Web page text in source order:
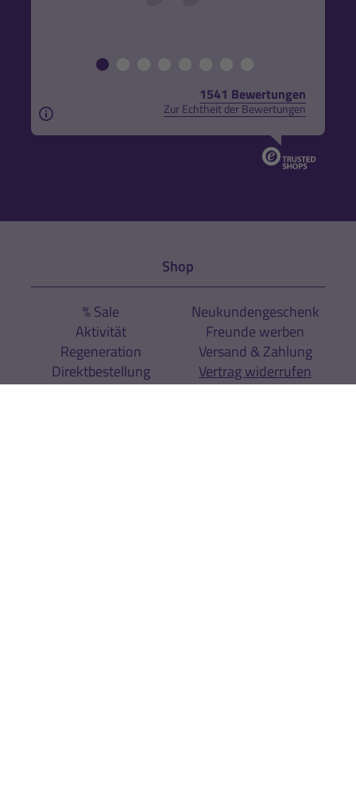
1541 Bewertungen
Zur Echtheit der Bewertungen
Aus rechtlichen Gründen weisen wir darauf hin,
Shop
% Sale
Aktivität
Regeneration
Direktbestellung
Neukundengeschenk
Freunde werben
Versand & Zahlung
Vertrag widerrufen